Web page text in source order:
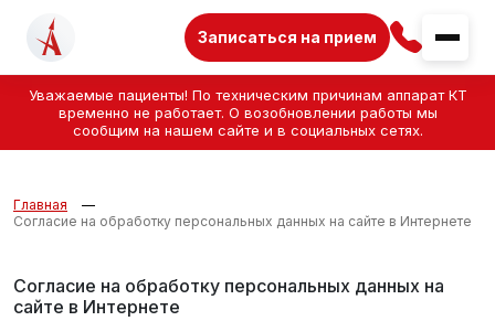
Уважаемые пациенты! По техническим причинам аппарат КТ
временно не работает. О возобновлении работы мы
сообщим на нашем сайте и в социальных сетях.
Записаться на прием
Главная
Согласие на обработку персональных данных на сайте в Интернете
Согласие на обработку персональных данных на
сайте в Интернете